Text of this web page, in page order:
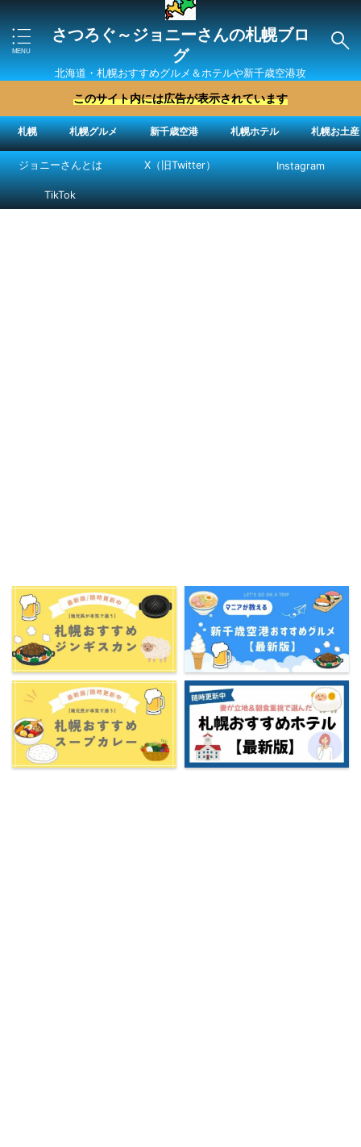
さつろぐ～ジョニーさんの札幌ブロ
グ
北海道・札幌おすすめグルメ＆ホテルや新千歳空港攻
略法を紹介 ″ジョニーさん“で検索
このサイト内には広告が表示されています
札幌 札幌グルメ 新千歳空港 札幌ホテル 札幌お土産
ジョニーさんとは X（旧Twitter） Instagram
TikTok